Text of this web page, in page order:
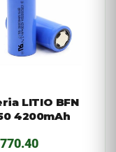
LITIO BFN
4200mAh